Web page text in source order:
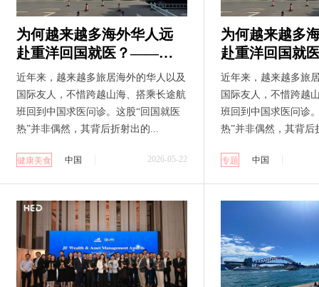
为何越来越多海外华人远
赴重洋回国就医？——从
河南省省直三院看中国医
疗的全球吸引力
近年来，越来越多旅居海外的华人以及
国际友人，不惜跨越山海、搭乘长途航
班回到中国求医问诊。这股“回国就医
热”并非偶然，其背后折射出的...
健康美食 中国 2026-05-22
为何越来越多
赴重洋回国就
河南省省直三
疗的全球吸引
近年来，越来越多旅
国际友人，不惜跨越
班回到中国求医问诊
热”并非偶然，其背后
专题 中国